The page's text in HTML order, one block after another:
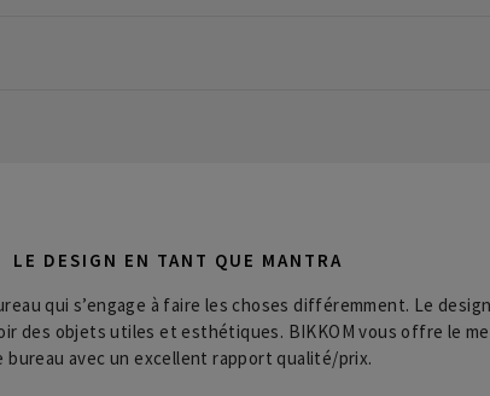
LE DESIGN EN TANT QUE MANTRA
qui s’engage à faire les choses différemment. Le
des objets utiles et esthétiques. BIKKOM vous offre le
bureau avec un excellent rapport qualité/prix.